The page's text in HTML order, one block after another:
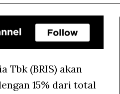
Tbk (BRIS) akan
15% dari total